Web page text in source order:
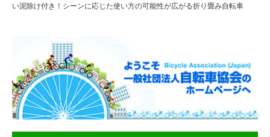
い泥除け付き！シーンに応じた使い方の可能性が広がる折り畳み自転車